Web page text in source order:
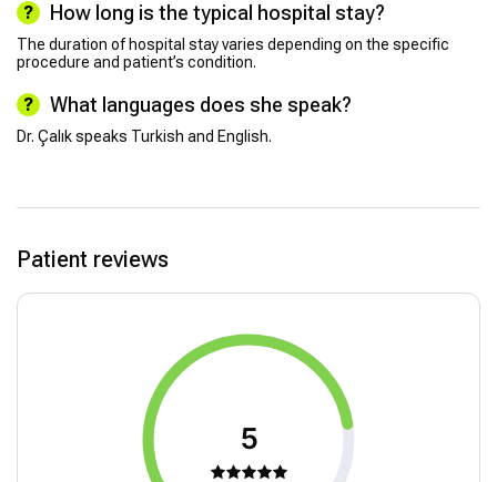
How long is the typical hospital stay?
The duration of hospital stay varies depending on the specific
procedure and patient’s condition.
What languages does she speak?
Dr. Çalık speaks Turkish and English.
Patient reviews
5